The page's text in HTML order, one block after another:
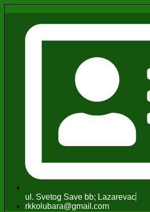
ul. Svetog Save bb; Lazarevac
rkkolubara@gmail.com